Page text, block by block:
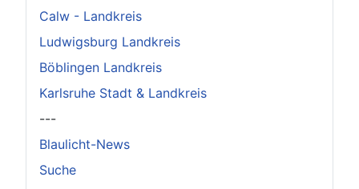
Calw - Landkreis
Ludwigsburg Landkreis
Böblingen Landkreis
Karlsruhe Stadt & Landkreis
---
Blaulicht-News
Suche